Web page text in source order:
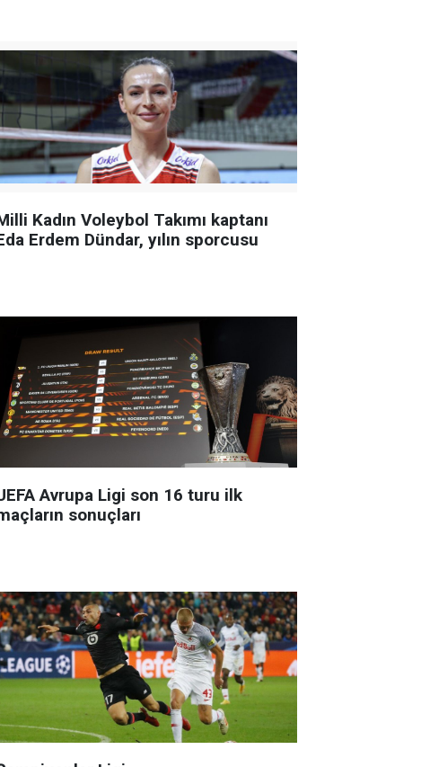
Kadın Voleybol Takımı kaptanı
Erdem Dündar, yılın sporcusu
Avrupa Ligi son 16 turu ilk
sonuçları